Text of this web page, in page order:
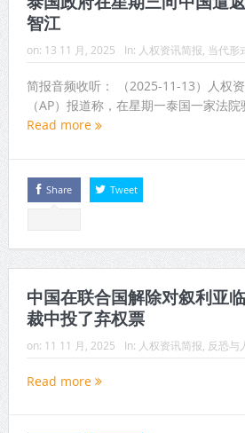
智江
on: 13 11 月, 2025 In: 人权资讯简报, 当代形
简报音频收听： （2025-11-13）人权
（AP）报道称，在星期一泰国一家法
Read more
Share Tweet
中国在联合国解除对叙利亚
裁中投了弃权票
on: 11 11 月, 2025 In: 人权资讯简报 反恐与
Read more